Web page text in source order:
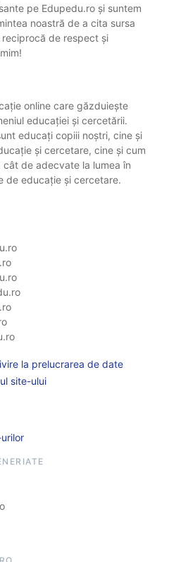
pe Edupedu.ro și suntem
noastră de a cita sursa
de respect și
online care găzduiește
educației și cercetării.
educați copiii noștri, cine și
și cercetare, cine și cum
de adecvate la lumea în
de educație și cercetare.
la prelucrarea de date
site-ului